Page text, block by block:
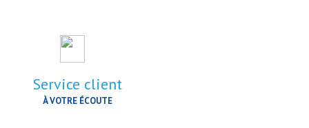
Service client
À VOTRE ÉCOUTE